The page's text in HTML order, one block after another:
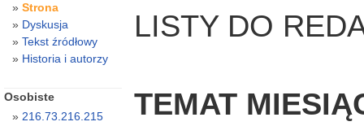
LISTY DO
TEMAT
Strona
Dyskusja
Tekst źródłowy
Historia i autorzy
Osobiste
216.73.216.215